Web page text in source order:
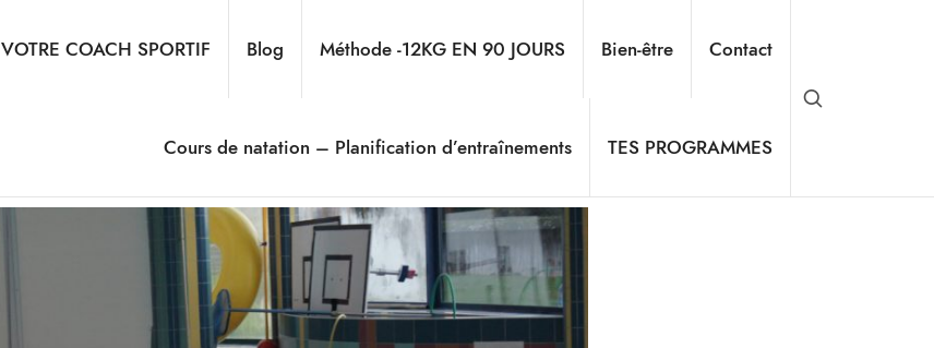
VOTRE COACH SPORTIF Blog Méthode -12KG EN 90 JOURS Bien-être Contact
Cours de natation – Planification d’entraînements TES PROGRAMMES